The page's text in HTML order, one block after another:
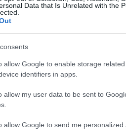
Data that Is Unrelated with the
allow Google to enable storage
identifiers in apps.
allow my user data to be sent to
allow Google to send me personalized
nove američke udare
napada. Procjene
na infrastrukturi i vojnoj
kuće.
brzo promijeniti. Ako
dodatno eskalira,